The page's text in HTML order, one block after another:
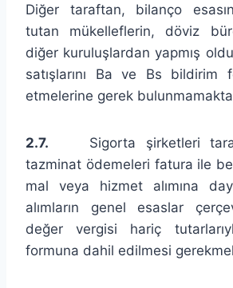
Diğer taraftan, bilanço
tutan mükelleflerin, döviz
diğer kuruluşlardan yapmış
satışlarını Ba ve Bs bildirim
etmelerine gerek
2.7. Sigorta şirketleri
tazminat ödemeleri fatura ile
mal veya hizmet alımına
alımların genel esaslar
değer vergisi hariç
formuna dahil edilmesi